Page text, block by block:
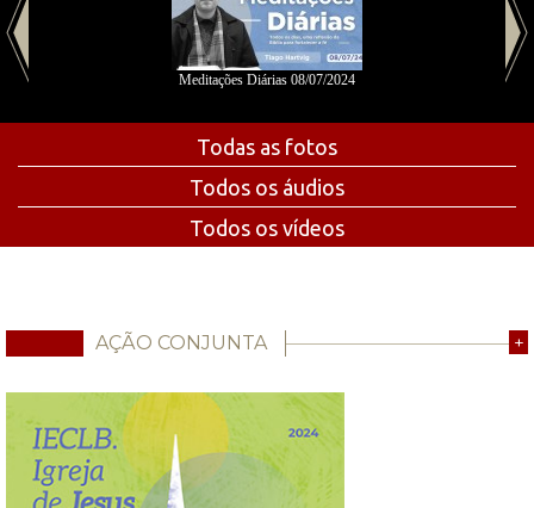
Meditações Diárias 08/07/2024
Todas as fotos
Todos os áudios
Todos os vídeos
AÇÃO CONJUNTA +